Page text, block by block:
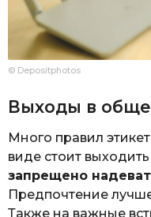
© Depositphotos
Выходы в
Много правил
виде стоит
запрещено
Предпочтение
Также на важные